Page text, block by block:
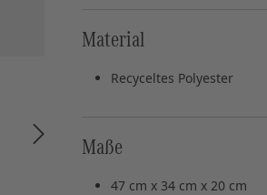
Material
Recyceltes Polyester
Maße
47 cm x 34 cm x 20 cm